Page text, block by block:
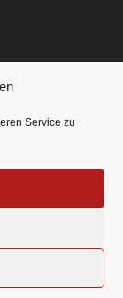
Service zu